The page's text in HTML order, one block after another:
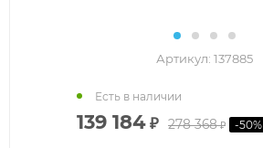
Артикул: 137885
139 184₽ 278 368₽ -50%
Есть в наличии